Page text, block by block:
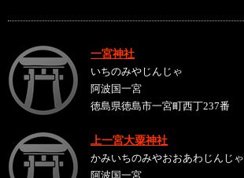
一宮神社
いちのみやじんじゃ
阿波国一宮
徳島県徳島市一宮町西丁237番
上一宮大粟神社
かみいちのみやおおあわじんじゃ
阿波国一宮